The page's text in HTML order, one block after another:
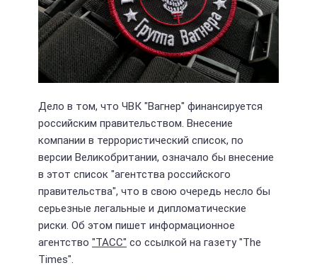
Дело в том, что ЧВК "Вагнер" финансируется
российским правительством. Внесение
компании в террористический список, по
версии Великобритании, означало бы внесение
в этот список "агентства российского
правительства", что в свою очередь несло бы
серьезные легальные и дипломатические
риски. Об этом пишет информационное
агентство "ТАСС" со ссылкой на газету "The
Times".